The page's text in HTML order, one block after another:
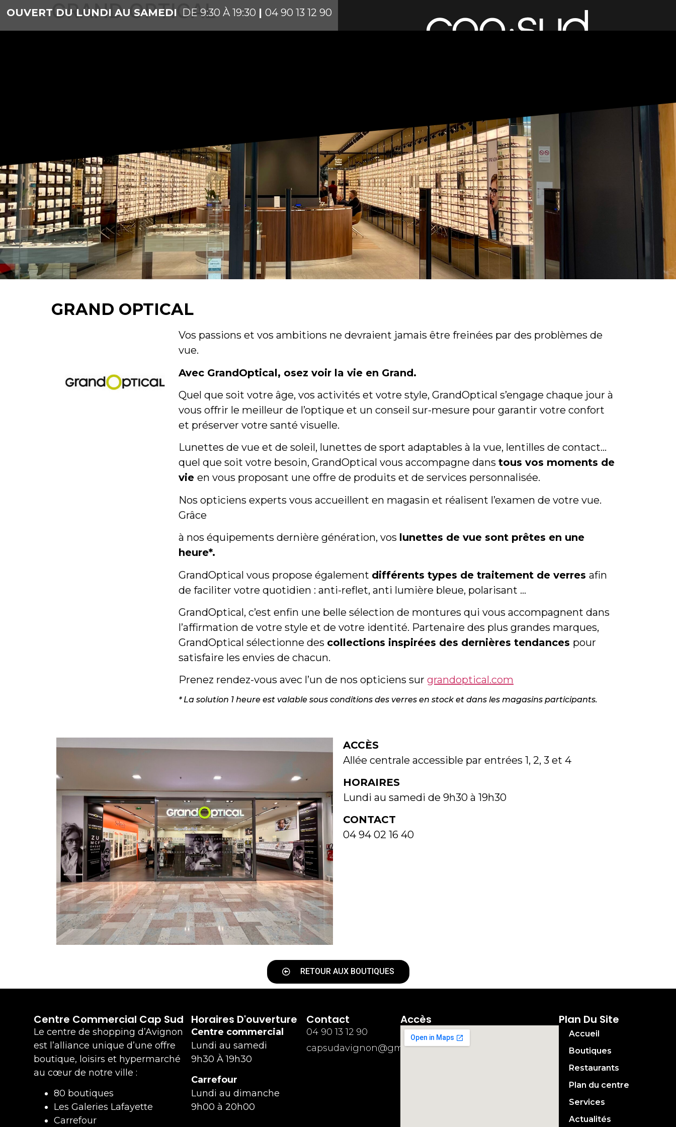
OUVERT DU LUNDI AU SAMEDI DE 9:30 À 19:30 | 04 90 13 12 90
CONTACT
GRAND OPTICAL
GRAND OPTICAL
Vos passions et vos ambitions ne devraient jamais être freinées par des problèmes de
vue.
Avec GrandOptical, osez voir la vie en Grand.
Quel que soit votre âge, vos activités et votre style, GrandOptical s’engage chaque jour à
vous offrir le meilleur de l’optique et un conseil sur-mesure pour garantir votre confort
et préserver votre santé visuelle.
Lunettes de vue et de soleil, lunettes de sport adaptables à la vue, lentilles de contact…
quel que soit votre besoin, GrandOptical vous accompagne dans tous vos moments de
vie en vous proposant une offre de produits et de services personnalisée.
Nos opticiens experts vous accueillent en magasin et réalisent l’examen de votre vue.
Grâce
à nos équipements dernière génération, vos lunettes de vue sont prêtes en une
heure*.
GrandOptical vous propose également différents types de traitement de verres afin
de faciliter votre quotidien : anti-reflet, anti lumière bleue, polarisant …
GrandOptical, c’est enfin une belle sélection de montures qui vous accompagnent dans
l’affirmation de votre style et de votre identité. Partenaire des plus grandes marques,
GrandOptical sélectionne des collections inspirées des dernières tendances pour
satisfaire les envies de chacun.
Prenez rendez-vous avec l’un de nos opticiens sur grandoptical.com
* La solution 1 heure est valable sous conditions des verres en stock et dans les magasins participants.
ACCÈS
Allée centrale accessible par entrées 1, 2, 3 et 4
HORAIRES
Lundi au samedi de 9h30 à 19h30
CONTACT
04 94 02 16 40
RETOUR AUX BOUTIQUES
Centre Commercial Cap Sud
Le centre de shopping d’Avignon
est l’alliance unique d’une offre
boutique, loisirs et hypermarché
au cœur de notre ville :
80 boutiques
Les Galeries Lafayette
Carrefour
Horaires D'ouverture
Centre commercial
Lundi au samedi
9h30 À 19h30
Carrefour
Lundi au dimanche
9h00 à 20h00
Contact
04 90 13 12 90
capsudavignon@gmail.com
Accès Plan Du Site
Accueil
Boutiques
Restaurants
Plan du centre
Services
Actualités